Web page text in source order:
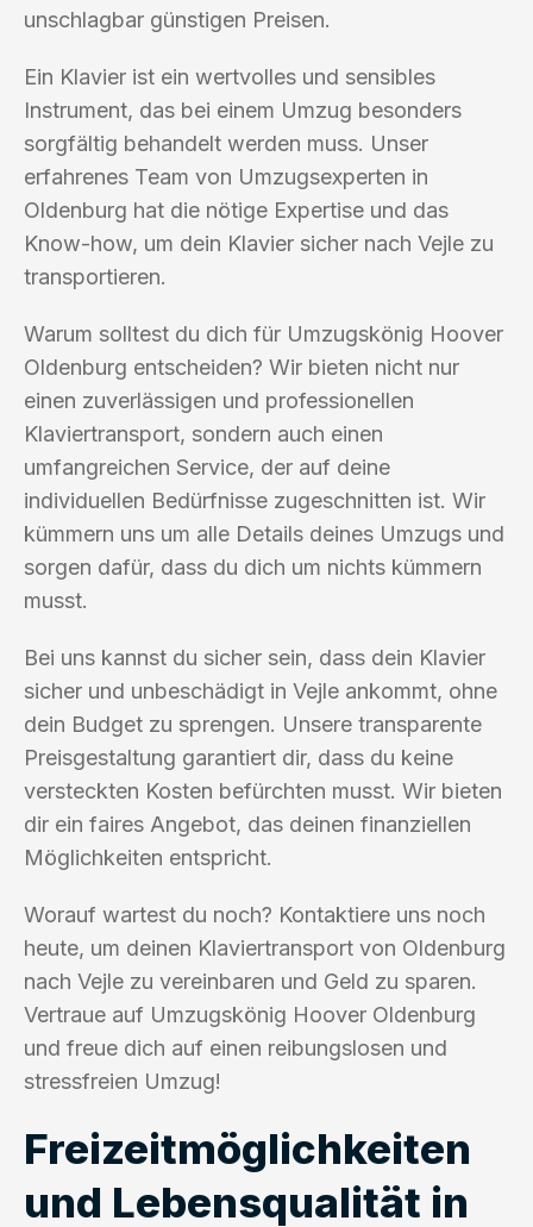
unschlagbar günstigen Preisen.
Ein Klavier ist ein wertvolles und sensibles
Instrument, das bei einem Umzug besonders
sorgfältig behandelt werden muss. Unser
erfahrenes Team von Umzugsexperten in
Oldenburg hat die nötige Expertise und das
Know-how, um dein Klavier sicher nach Vejle zu
transportieren.
Warum solltest du dich für Umzugskönig Hoover
Oldenburg entscheiden? Wir bieten nicht nur
einen zuverlässigen und professionellen
Klaviertransport, sondern auch einen
umfangreichen Service, der auf deine
individuellen Bedürfnisse zugeschnitten ist. Wir
kümmern uns um alle Details deines Umzugs und
sorgen dafür, dass du dich um nichts kümmern
musst.
Bei uns kannst du sicher sein, dass dein Klavier
sicher und unbeschädigt in Vejle ankommt, ohne
dein Budget zu sprengen. Unsere transparente
Preisgestaltung garantiert dir, dass du keine
versteckten Kosten befürchten musst. Wir bieten
dir ein faires Angebot, das deinen finanziellen
Möglichkeiten entspricht.
Worauf wartest du noch? Kontaktiere uns noch
heute, um deinen Klaviertransport von Oldenburg
nach Vejle zu vereinbaren und Geld zu sparen.
Vertraue auf Umzugskönig Hoover Oldenburg
und freue dich auf einen reibungslosen und
stressfreien Umzug!
Freizeitmöglichkeiten
und Lebensqualität in